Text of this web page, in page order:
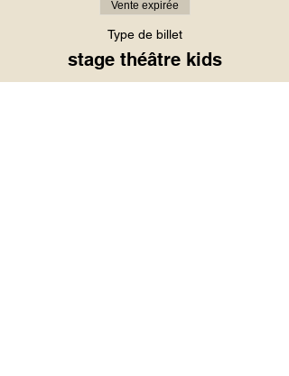
Vente expirée
Type de billet
stage théâtre kids